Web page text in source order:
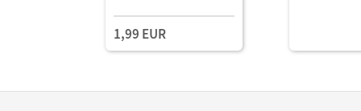
1,99 EUR